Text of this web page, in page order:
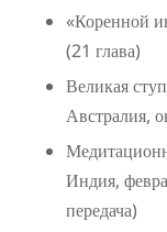
«Коренной
(21 глава)
Великая
Австралия,
Индия,
передача)